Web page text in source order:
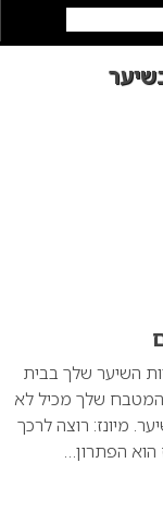
השיער שלך בבית
שלך מכיל לא
מיונז: רוצה לרכך
הוא הפתרון…